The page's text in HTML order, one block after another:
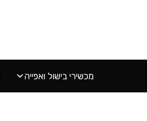
מכשירי בישול ואפייה